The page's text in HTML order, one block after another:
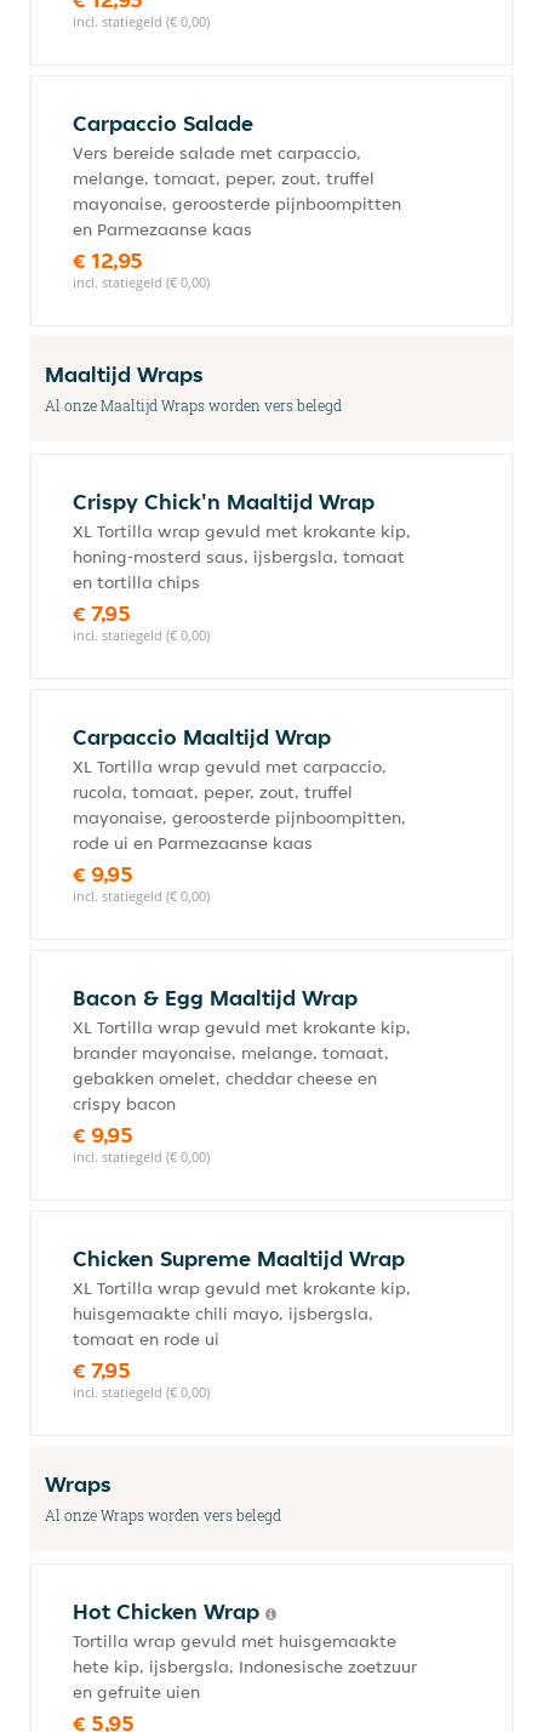
incl. statiegeld (€ 0,00)
Carpaccio Salade
Vers bereide salade met carpaccio,
melange, tomaat, peper, zout, truffel
mayonaise, geroosterde pijnboompitten
en Parmezaanse kaas
€ 12,95
incl. statiegeld (€ 0,00)
Maaltijd Wraps
Al onze Maaltijd Wraps worden vers belegd
Crispy Chick'n Maaltijd Wrap
XL Tortilla wrap gevuld met krokante kip,
honing-mosterd saus, ijsbergsla, tomaat
en tortilla chips
€ 7,95
incl. statiegeld (€ 0,00)
Carpaccio Maaltijd Wrap
XL Tortilla wrap gevuld met carpaccio,
rucola, tomaat, peper, zout, truffel
mayonaise, geroosterde pijnboompitten,
rode ui en Parmezaanse kaas
€ 9,95
incl. statiegeld (€ 0,00)
Bacon & Egg Maaltijd Wrap
XL Tortilla wrap gevuld met krokante kip,
brander mayonaise, melange, tomaat,
gebakken omelet, cheddar cheese en
crispy bacon
€ 9,95
incl. statiegeld (€ 0,00)
Chicken Supreme Maaltijd Wrap
XL Tortilla wrap gevuld met krokante kip,
huisgemaakte chili mayo, ijsbergsla,
tomaat en rode ui
€ 7,95
incl. statiegeld (€ 0,00)
Wraps
Al onze Wraps worden vers belegd
Hot Chicken Wrap
Tortilla wrap gevuld met huisgemaakte
hete kip, ijsbergsla, Indonesische zoetzuur
en gefruite uien
€ 5,95